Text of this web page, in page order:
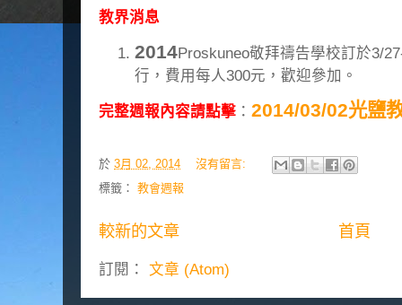
教界消息
2014Proskuneo敬拜禱告學校訂於3/
行，費用每人300元，歡迎參加。
完整週報內容請點擊 ： 2014/03/02光鹽
於 3月 02, 2014
沒有留言:
標籤： 教會週報
較新的文章 首頁
訂閱： 文章 (Atom)